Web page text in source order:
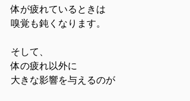
体が疲れているときは
嗅覚も鈍くなります。
そして、
体の疲れ以外に
大きな影響を与えるのが